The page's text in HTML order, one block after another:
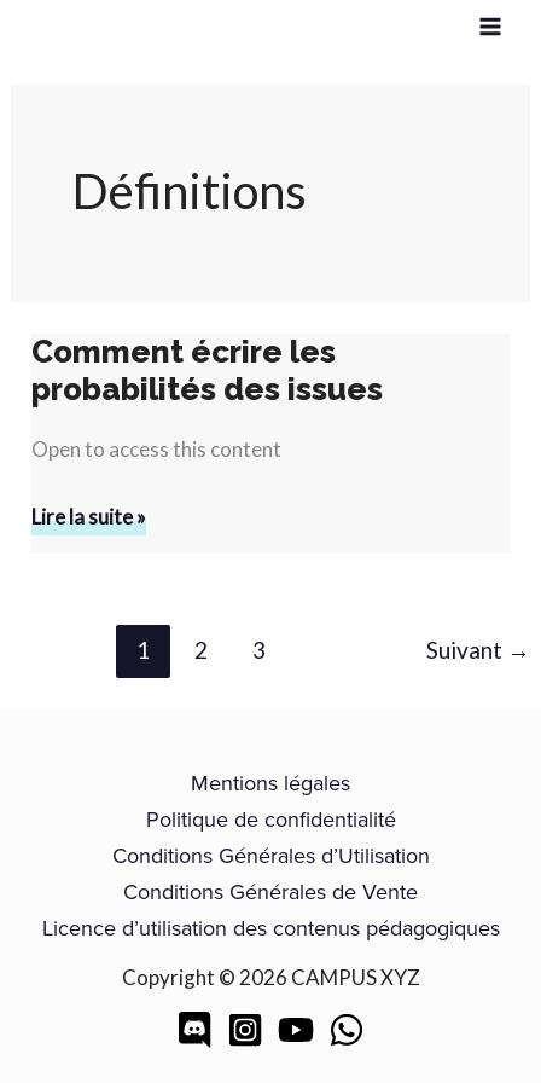
Définitions
Comment écrire les
probabilités des issues
Open to access this content
Comment
écrire
probabilités
issues
Lire la suite »
1 2 3 Suivant →
Mentions légales
Politique de confidentialité
Conditions Générales d’Utilisation
Conditions Générales de Vente
Licence d’utilisation des contenus pédagogiques
Copyright © 2026 CAMPUS XYZ